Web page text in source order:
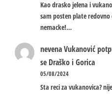
Kao drasko jelena i
sam posten plate
nemacke!…
nevenaVukanović
se Draško i Gorica
05/08/2024
Sta reci za vukanovica?